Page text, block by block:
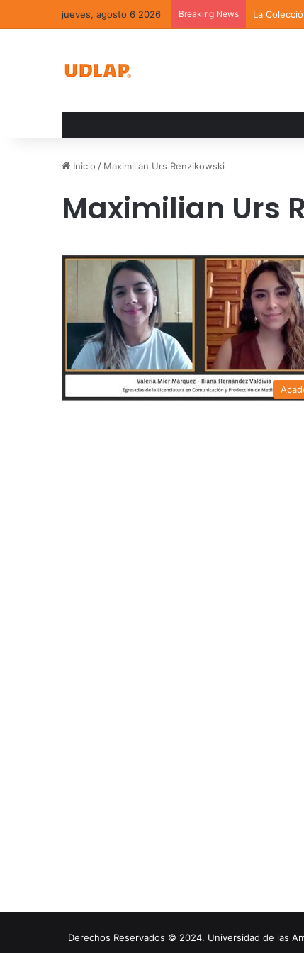
jueves, agosto 6 2026 Breaking News La
Inicio / Maximilian Urs Renzikowski
Maximilian Urs
Derechos Reservados © 2024. Universidad de las